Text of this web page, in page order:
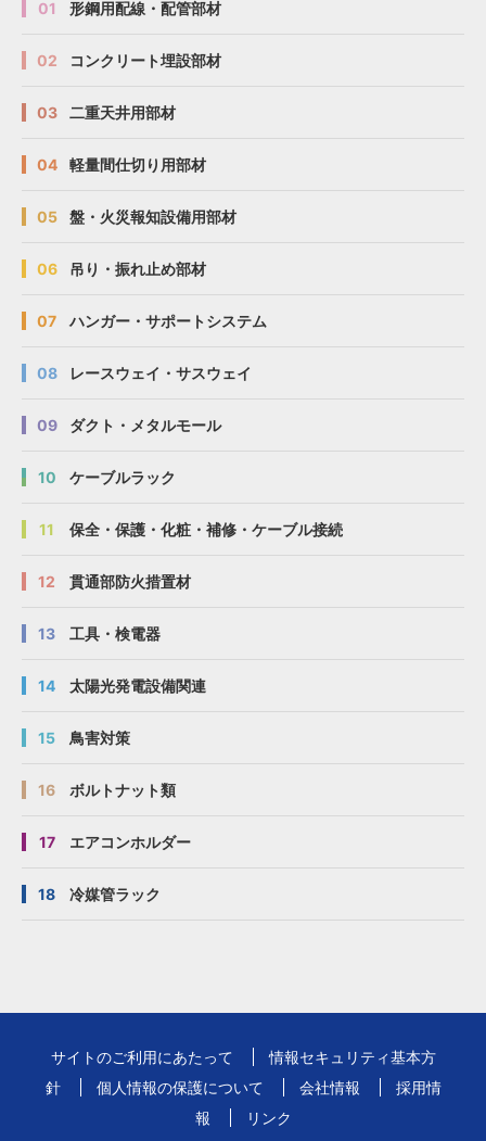
01 形鋼用配線・配管部材
02 コンクリート埋設部材
03 二重天井用部材
04 軽量間仕切り用部材
05 盤・火災報知設備用部材
06 吊り・振れ止め部材
07 ハンガー・サポートシステム
08 レースウェイ・サスウェイ
09 ダクト・メタルモール
10 ケーブルラック
11 保全・保護・化粧・補修・ケーブル接続
12 貫通部防火措置材
13 工具・検電器
14 太陽光発電設備関連
15 鳥害対策
16 ボルトナット類
17 エアコンホルダー
18 冷媒管ラック
サイトのご利用にあたって
情報セキュリティ基本方
針
個人情報の保護について 会社情報
採用情
報
リンク